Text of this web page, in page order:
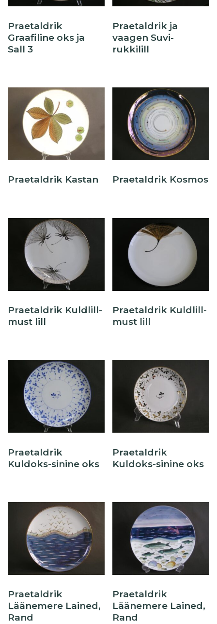
Praetaldrik
Graafiline oks ja
Sall 3
Praetaldrik ja
vaagen Suvi-
rukkilill
Praetaldrik Kastan Praetaldrik Kosmos
Praetaldrik Kuldlill-
must lill
Praetaldrik Kuldlill-
must lill
Praetaldrik
Kuldoks-sinine oks
Praetaldrik
Kuldoks-sinine oks
Praetaldrik
Läänemere Lained,
Rand
Praetaldrik
Läänemere Lained,
Rand